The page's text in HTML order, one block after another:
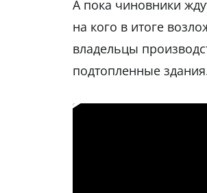
А пока чиновники
на кого в итоге
владельцы
подтопленные